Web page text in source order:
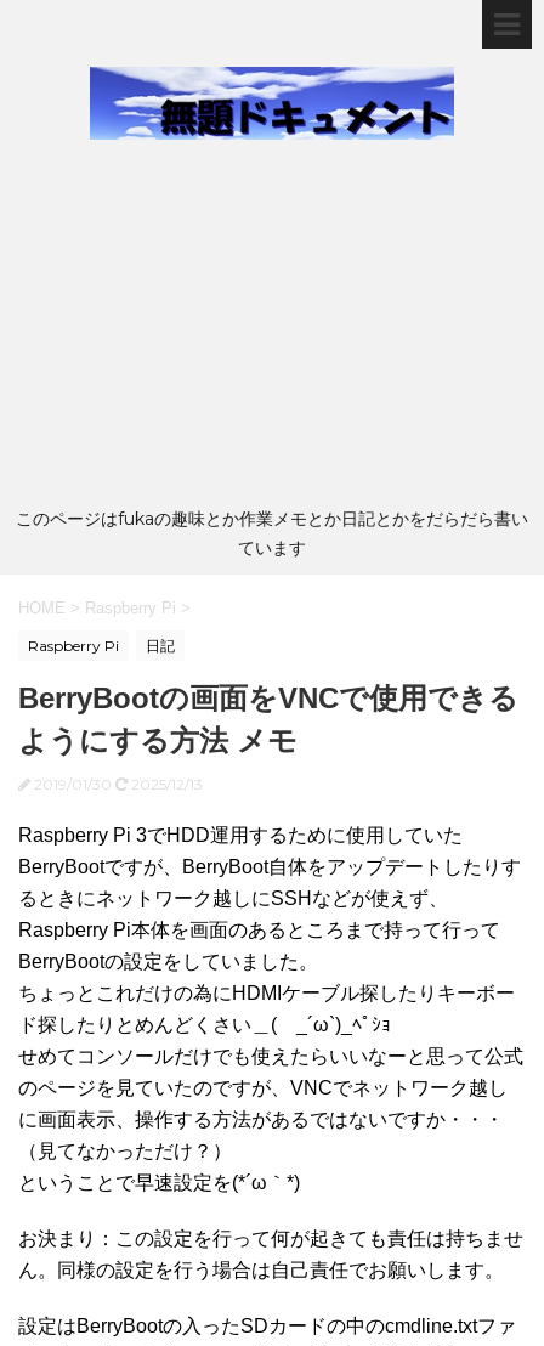
このページはfukaの趣味とか作業メモとか日記とかをだらだら書い
ています
HOME > Raspberry Pi >
Raspberry Pi 日記
BerryBootの画面をVNCで使用できる
ようにする方法 メモ
2019/01/30 2025/12/13
Raspberry Pi 3でHDD運用するために使用していた
BerryBootですが、BerryBoot自体をアップデートしたりす
るときにネットワーク越しにSSHなどが使えず、
Raspberry Pi本体を画面のあるところまで持って行って
BerryBootの設定をしていました。
ちょっとこれだけの為にHDMIケーブル探したりキーボー
ド探したりとめんどくさい＿( _´ω`)_ﾍﾟｼｮ
せめてコンソールだけでも使えたらいいなーと思って公式
のページを見ていたのですが、VNCでネットワーク越し
に画面表示、操作する方法があるではないですか・・・
（見てなかっただけ？）
ということで早速設定を(*´ω｀*)
お決まり：この設定を行って何が起きても責任は持ちませ
ん。同様の設定を行う場合は自己責任でお願いします。
設定はBerryBootの入ったSDカードの中のcmdline.txtファ